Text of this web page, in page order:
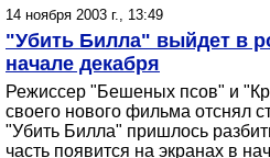
14 ноября 2003 г., 13:49
"Убить Билла" выйдет в
начале декабря
Режиссер "Бешеных псов" и
своего нового фильма отснял
"Убить Билла" пришлось
часть появится на экранах в